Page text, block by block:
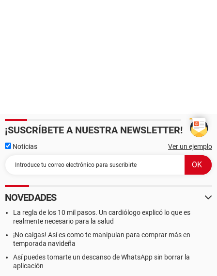
¡SUSCRÍBETE A NUESTRA NEWSLETTER!
Noticias Ver un ejemplo
NOVEDADES
La regla de los 10 mil pasos. Un cardiólogo explicó lo que es
realmente necesario para la salud
¡No caigas! Así es como te manipulan para comprar más en
temporada navideña
Así puedes tomarte un descanso de WhatsApp sin borrar la
aplicación